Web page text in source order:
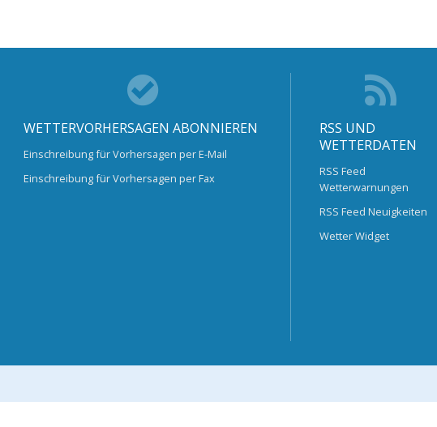
WETTERVORHERSAGEN ABONNIEREN
Einschreibung für Vorhersagen per E-Mail
Einschreibung für Vorhersagen per Fax
RSS UND
WETTERDATEN
RSS Feed
Wetterwarnungen
RSS Feed Neuigkeiten
Wetter Widget